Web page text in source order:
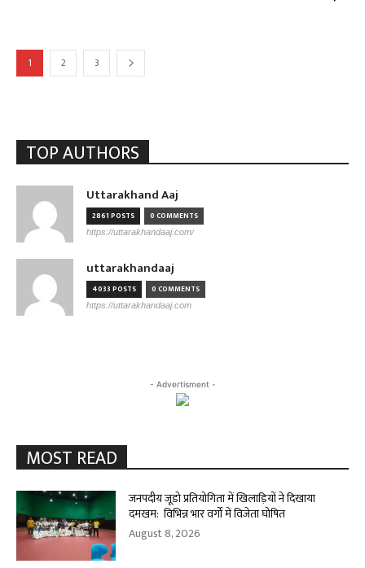
1 2 3
TOP AUTHORS
Uttarakhand Aaj
2861 POSTS 0 COMMENTS
https://uttarakhandaaj.com/
uttarakhandaaj
4033 POSTS 0 COMMENTS
https://uttarakhandaaj.com
- Advertisment -
MOST READ
जनपदीय जूडो प्रतियोगिता में खिलाड़ियों ने दिखाया
दमखम: विभिन्न भार वर्गों में विजेता घोषित
August 8, 2026